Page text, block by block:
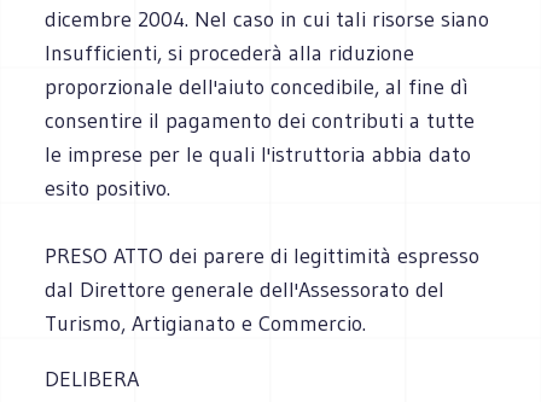
dicembre 2004. Nel caso in cui tali risorse siano
Insufficienti, si procederà alla riduzione
proporzionale dell'aiuto concedibile, al fine dì
consentire il pagamento dei contributi a tutte
le imprese per le quali l'istruttoria abbia dato
esito positivo.
PRESO ATTO dei parere di legittimità espresso
dal Direttore generale dell'Assessorato del
Turismo, Artigianato e Commercio.
DELIBERA